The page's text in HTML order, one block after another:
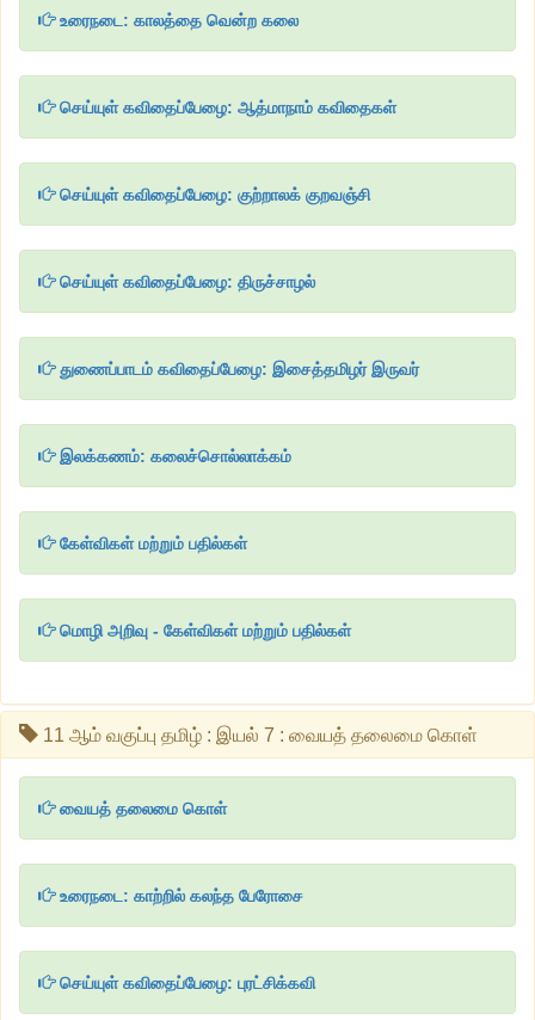
உரைநடை: காலத்தை வென்ற கலை
செய்யுள் கவிதைப்பேழை: ஆத்மாநாம் கவிதைகள்
செய்யுள் கவிதைப்பேழை: குற்றாலக் குறவஞ்சி
செய்யுள் கவிதைப்பேழை: திருச்சாழல்
துணைப்பாடம் கவிதைப்பேழை: இசைத்தமிழர் இருவர்
இலக்கணம்: கலைச்சொல்லாக்கம்
கேள்விகள் மற்றும் பதில்கள்
மொழி அறிவு - கேள்விகள் மற்றும் பதில்கள்
11 ஆம் வகுப்பு தமிழ் : இயல் 7 : வையத் தலைமை கொள்
வையத் தலைமை கொள்
உரைநடை: காற்றில் கலந்த பேரோசை
செய்யுள் கவிதைப்பேழை: புரட்சிக்கவி